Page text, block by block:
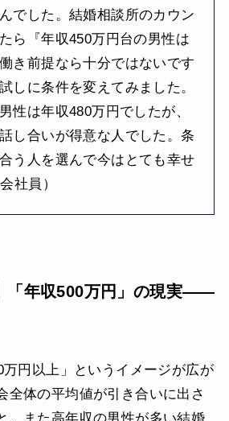
でした。結婚相談所のカウン
ら『年収450万円台の男性は
き前提なら十分ではないです
しに条件を変えてみました。
性は年収480万円でしたが、
し合いが得意な人でした。条
う人を選んで今はとても幸せ
社員）
「年収500万円」の現実——
万円以上」というイメージが広が
全体の平均値が引き合いに出さ